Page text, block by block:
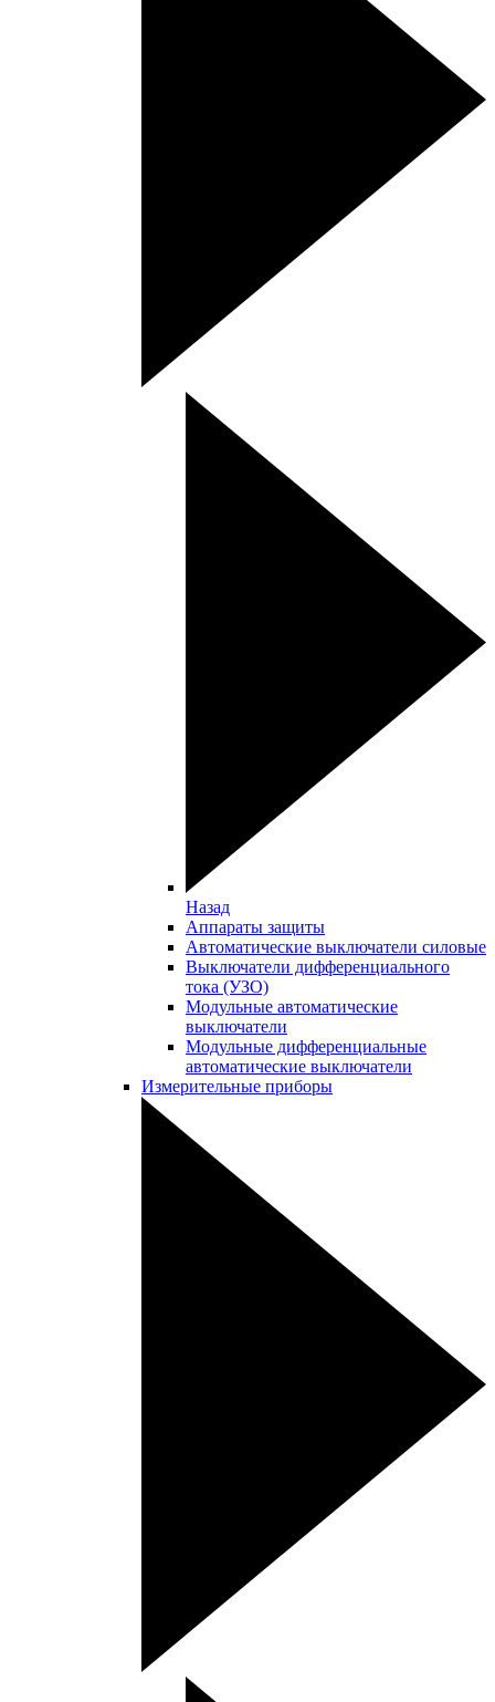
Назад
Аппараты защиты
Автоматические выключатели силовые
Выключатели дифференциального
тока (УЗО)
Модульные автоматические
выключатели
Модульные дифференциальные
автоматические выключатели
Измерительные приборы